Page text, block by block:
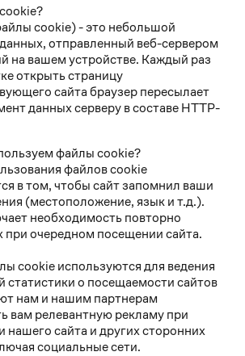
cookie) - это небольшой
отправленный веб-сервером
на вашем устройстве. Каждый раз
открыть страницу
сайта браузер пересылает
данных серверу в составе HTTP-
файлы cookie?
файлов cookie
в том, чтобы сайт запомнил ваши
(местоположение, язык и т.д.).
необходимость повторно
при очередном посещении сайта.
cookie используются для ведения
статистики о посещаемости сайтов
нам и нашим партнерам
вам релевантную рекламу при
нашего сайта и других сторонних
социальные сети.